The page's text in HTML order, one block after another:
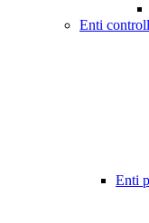
Enti
Enti